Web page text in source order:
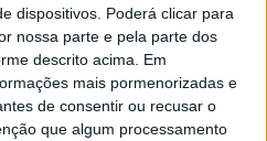
dispositivos. Poderá clicar para
nossa parte e pela parte dos
descrito acima. Em
mais pormenorizadas e
de consentir ou recusar o
que algum processamento